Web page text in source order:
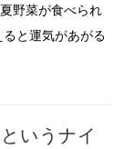
野菜が食べられ
と運気があがる
いうナイ